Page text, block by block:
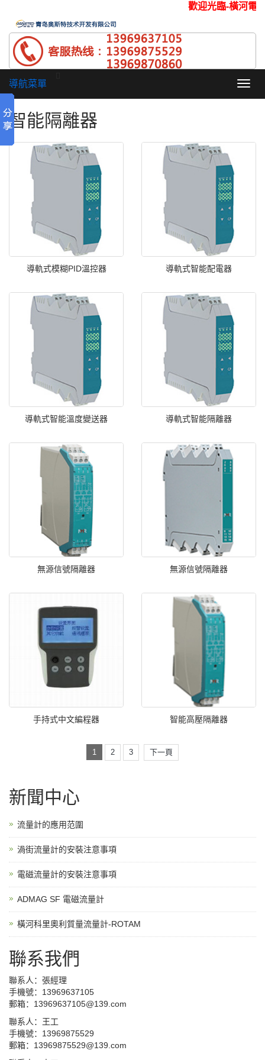
歡迎光臨-橫河
導航菜單
智能隔離器
導軌式模糊PID溫控器 導軌式智能配電器
導軌式智能溫度變送器 導軌式智能隔離器
無源信號隔離器 無源信號隔離器
手持式中文編程器 智能高壓隔離器
1 2 3 下一頁
新聞中心
流量計的應用范圍
渦街流量計的安裝注意事項
電磁流量計的安裝注意事項
ADMAG SF 電磁流量計
橫河科里奧利質量流量計-ROTAM
聯系我們
聯系人：張經理
手機號：13969637105
郵箱：13969637105@139.com
聯系人：王工
手機號：13969875529
郵箱：13969875529@139.com